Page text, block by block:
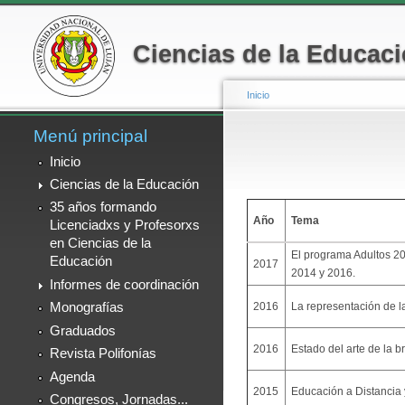
Ciencias de la
Menú secundario
Menú principal
Inicio
Ciencias de la Educación
35 años formando
Licenciadxs y Profesorxs
en Ciencias de la
Educación
Informes de coordinación
Monografías
Graduados
Revista Polifonías
Agenda
Congresos, Jornadas...
Inicio
Año Tema
2017
El programa Adultos
2014 y 2016.
2016 La representación de
2016 Estado del arte de la
2015 Educación a